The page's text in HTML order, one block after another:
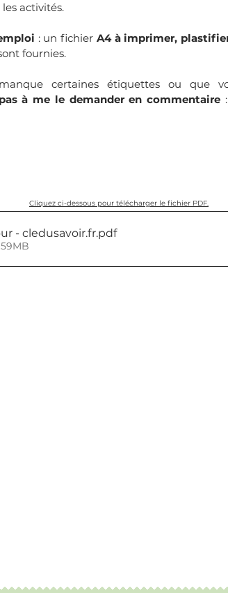
activités.
: un fichier A4 à imprimer,
fournies.
certaines étiquettes ou que
à me le demander en commentaire
Cliquez ci-dessous pour télécharger le fichier PDF.
- cledusavoir.fr.pdf